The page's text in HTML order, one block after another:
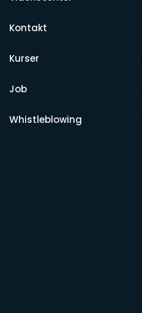
Kontakt
Kurser
Job
Whistleblowing